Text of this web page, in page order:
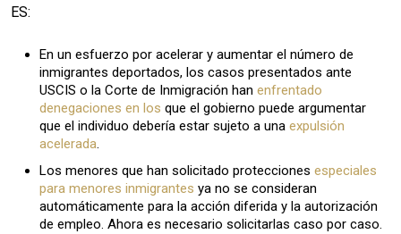
ES:
En un esfuerzo por acelerar y aumentar el número de
inmigrantes deportados, los casos presentados ante
USCIS o la Corte de Inmigración han enfrentado
denegaciones en los que el gobierno puede argumentar
que el individuo debería estar sujeto a una expulsión
acelerada.
Los menores que han solicitado protecciones especiales
para menores inmigrantes ya no se consideran
automáticamente para la acción diferida y la autorización
de empleo. Ahora es necesario solicitarlas caso por caso.